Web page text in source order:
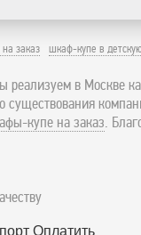
заказ шкаф-купе в
реализуем в Москве
существования
купе на заказ.
Оплатить